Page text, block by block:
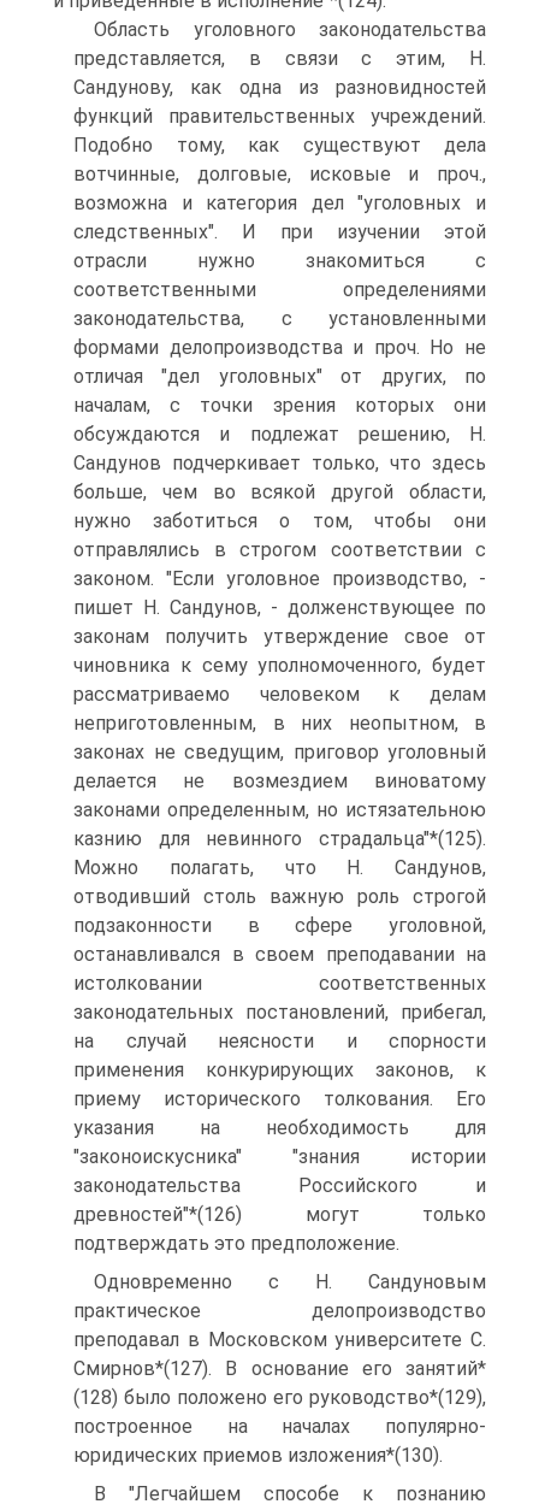
Область уголовного законодательства
представляется, в связи с этим, Н.
Сандунову, как одна из разновидностей
функций правительственных учреждений.
Подобно тому, как существуют дела
вотчинные, долговые, исковые и проч.,
возможна и категория дел "уголовных и
следственных". И при изучении этой
отрасли нужно знакомиться с
соответственными определениями
законодательства, с установленными
формами делопроизводства и проч. Но не
отличая "дел уголовных" от других, по
началам, с точки зрения которых они
обсуждаются и подлежат решению, Н.
Сандунов подчеркивает только, что здесь
больше, чем во всякой другой области,
нужно заботиться о том, чтобы они
отправлялись в строгом соответствии с
законом. "Если уголовное производство, -
пишет Н. Сандунов, - долженствующее по
законам получить утверждение свое от
чиновника к сему уполномоченного, будет
рассматриваемо человеком к делам
неприготовленным, в них неопытном, в
законах не сведущим, приговор уголовный
делается не возмездием виноватому
законами определенным, но истязательною
казнию для невинного страдальца"*(125).
Можно полагать, что Н. Сандунов,
отводивший столь важную роль строгой
подзаконности в сфере уголовной,
останавливался в своем преподавании на
истолковании соответственных
законодательных постановлений, прибегал,
на случай неясности и спорности
применения конкурирующих законов, к
приему исторического толкования. Его
указания на необходимость для
"законоискусника" "знания истории
законодательства Российского и
древностей"*(126) могут только
подтверждать это предположение.
Одновременно с Н. Сандуновым
практическое делопроизводство
преподавал в Московском университете С.
Смирнов*(127). В основание его занятий*
(128) было положено его руководство*(129),
построенное на началах популярно-
юридических приемов изложения*(130).
В "Легчайшем способе к познанию